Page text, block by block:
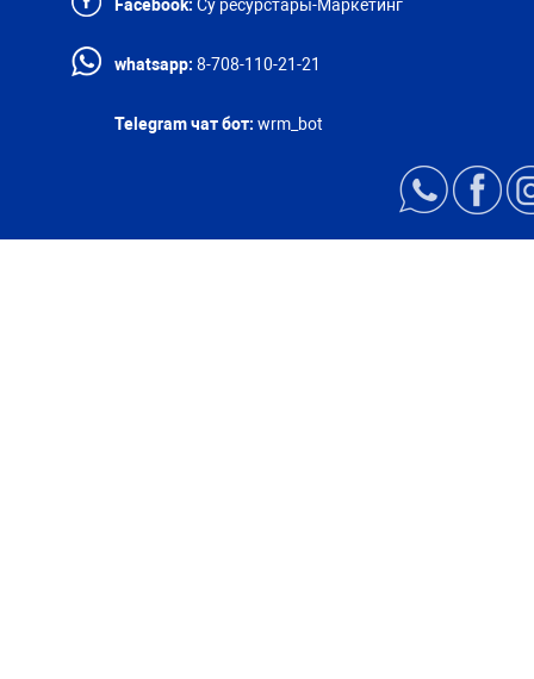
Facebook: Су ресурстары-Маркетинг
whatsapp: 8-708-110-21-21
Telegram чат бот: wrm_bot